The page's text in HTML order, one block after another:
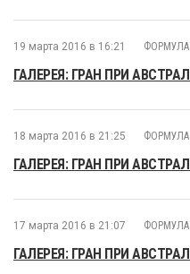
19 марта 2016 в 16:21 ФОРМУЛА
ГАЛЕРЕЯ: ГРАН ПРИ
18 марта 2016 в 21:25 ФОРМУЛА
ГАЛЕРЕЯ: ГРАН ПРИ
17 марта 2016 в 21:07 ФОРМУЛА
ГАЛЕРЕЯ: ГРАН ПРИ